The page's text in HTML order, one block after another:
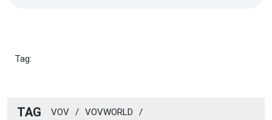
Tag:
TAG VOV / VOVWORLD /